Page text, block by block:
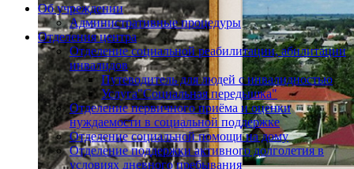
Об учреждении
Административные процедуры
Отделения центра
Отделение социальной реабилитации, абилитации
инвалидов
Путеводитель для людей с инвалидностью
Услуга"Социальная передышка"
Отделение первичного приёма и оценки
нуждаемости в социальной поддержке
Отделение социальной помощи на дому
Отделение поддержки активного долголетия в
условиях дневного пребывания